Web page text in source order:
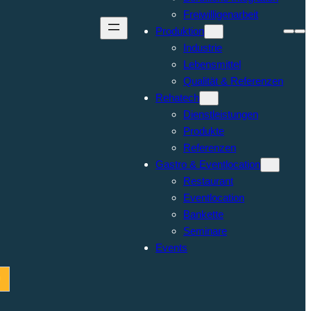
Freiwilligenarbeit
Produktion
Industrie
Lebensmittel
Qualität & Referenzen
Rehatech
Dienstleistungen
Produkte
Referenzen
Gastro & Eventlocation
Restaurant
Eventlocation
Bankette
Seminare
Events